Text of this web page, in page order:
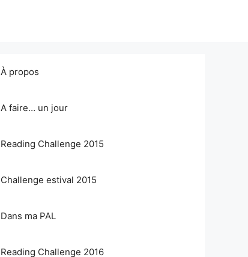
À propos
A faire… un jour
Reading Challenge 2015
Challenge estival 2015
Dans ma PAL
Reading Challenge 2016